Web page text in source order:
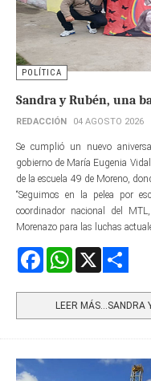
POLÍTICA
Sandra y Rubén, una
REDACCIÓN 04 AGOSTO 2026
Se cumplió un nuevo
gobierno de María Eugenia
de la escuela 49 de Moreno,
“Seguimos en la pelea por
coordinador nacional del
Morenazo para las luchas
FacebookWhatsApp
LEER MÁS…SANDRA